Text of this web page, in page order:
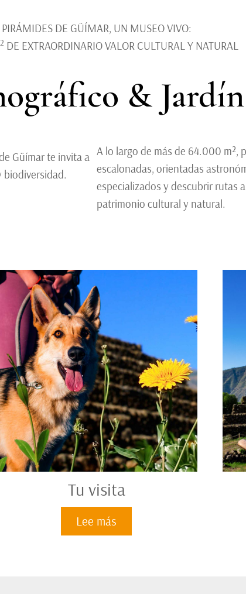
PIRÁMIDES DE GÜÍMAR, UN MUSEO VIVO:
2 DE EXTRAORDINARIO VALOR CULTURAL Y NATURAL
&
Güímar te invita a
biodiversidad.
A lo largo de más de 64.000 m²,
escalonadas, orientadas
especializados y descubrir rutas
patrimonio cultural y natural.
Tu visita
Lee más